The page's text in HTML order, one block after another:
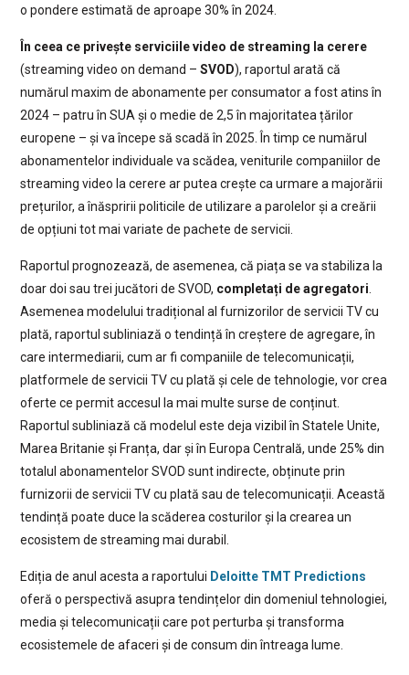
o pondere estimată de aproape 30% în 2024.
În ceea ce privește serviciile video de streaming la cerere
(streaming video on demand – SVOD), raportul arată că
numărul maxim de abonamente per consumator a fost atins în
2024 – patru în SUA și o medie de 2,5 în majoritatea țărilor
europene – și va începe să scadă în 2025. În timp ce numărul
abonamentelor individuale va scădea, veniturile companiilor de
streaming video la cerere ar putea crește ca urmare a majorării
prețurilor, a înăspririi politicile de utilizare a parolelor și a creării
de opțiuni tot mai variate de pachete de servicii.
Raportul prognozează, de asemenea, că piața se va stabiliza la
doar doi sau trei jucători de SVOD, completați de agregatori
Asemenea modelului tradițional al furnizorilor de servicii TV cu
plată, raportul subliniază o tendință în creștere de agregare, în
care intermediarii, cum ar fi companiile de telecomunicații,
platformele de servicii TV cu plată și cele de tehnologie, vor crea
oferte ce permit accesul la mai multe surse de conținut.
Raportul subliniază că modelul este deja vizibil în Statele Unite,
Marea Britanie și Franța, dar și în Europa Centrală, unde 25% din
totalul abonamentelor SVOD sunt indirecte, obținute prin
furnizorii de servicii TV cu plată sau de telecomunicații. Această
tendință poate duce la scăderea costurilor și la crearea un
ecosistem de streaming mai durabil.
Ediția de anul acesta a raportului Deloitte TMT Predictions
oferă o perspectivă asupra tendințelor din domeniul tehnologiei,
media și telecomunicații care pot perturba și transforma
ecosistemele de afaceri și de consum din întreaga lume.